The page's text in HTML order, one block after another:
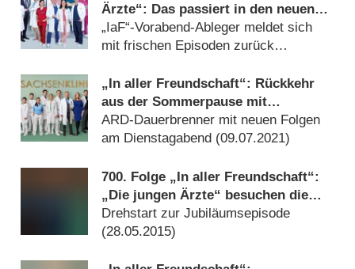
Ärzte“: Das passiert in den neuen
Folgen
„IaF“-Vorabend-Ableger meldet sich
mit frischen Episoden zurück
„In aller Freundschaft“: Rückkehr
aus der Sommerpause mit
Doppelfolge
ARD-Dauerbrenner mit neuen Folgen
am Dienstagabend (09.07.2021)
700. Folge „In aller Freundschaft“:
„Die jungen Ärzte“ besuchen die
Sachsenklinik
Drehstart zur Jubiläumsepisode
(28.05.2015)